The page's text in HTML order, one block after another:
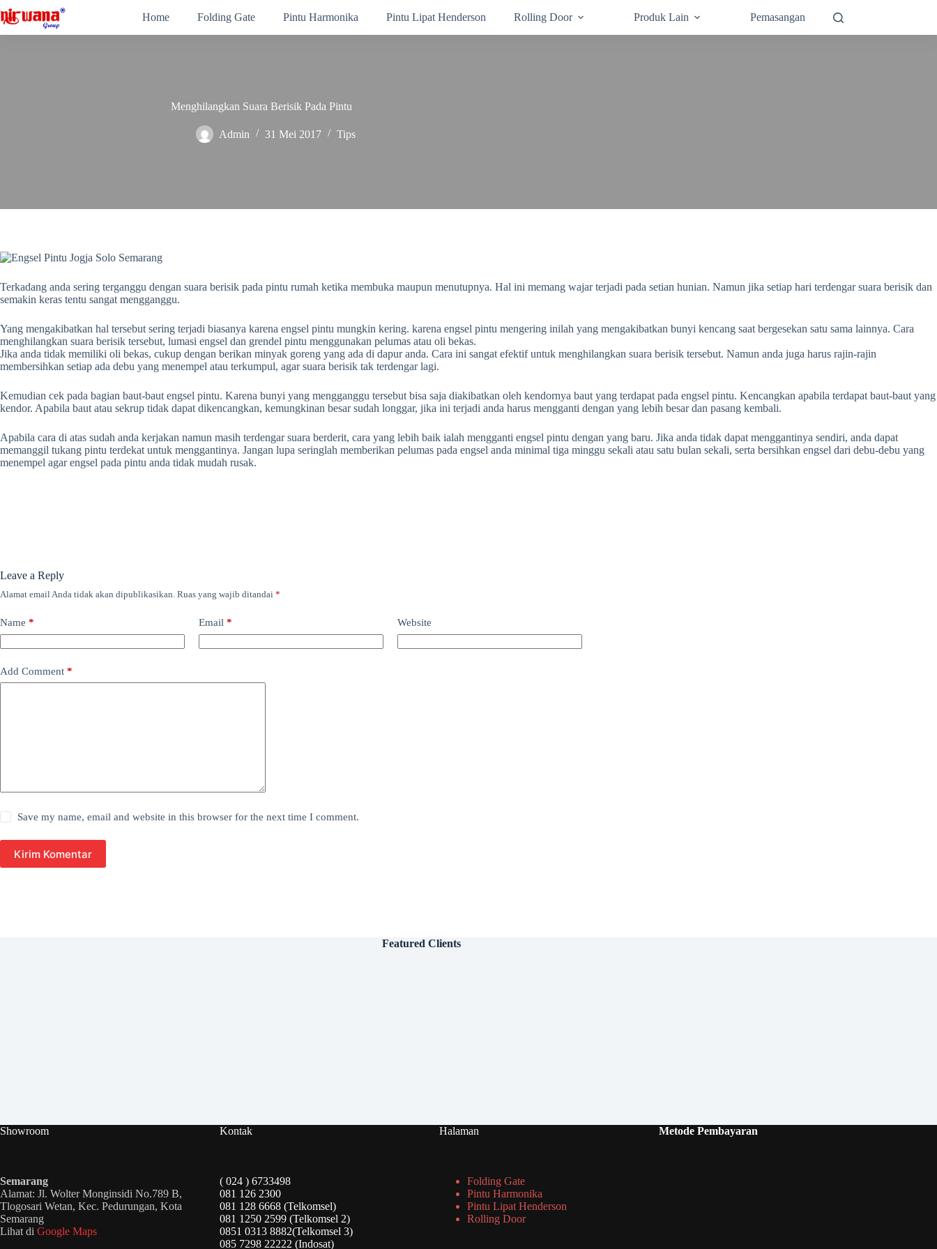
to
Home Folding Gate Pintu Harmonika Pintu Lipat Henderson Rolling Door Produk Lain Pemasangan
Menghilangkan Suara Berisik Pada Pintu
Admin 31 Mei 2017 Tips
Terkadang anda sering terganggu dengan suara berisik pada pintu rumah ketika membuka maupun menutupnya. Hal ini memang wajar terjadi pada setian hunian. Namun jika setiap hari terdengar suara berisik dan
semakin keras tentu sangat mengganggu.
Yang mengakibatkan hal tersebut sering terjadi biasanya karena engsel pintu mungkin kering. karena engsel pintu mengering inilah yang mengakibatkan bunyi kencang saat bergesekan satu sama lainnya. Cara
menghilangkan suara berisik tersebut, lumasi engsel dan grendel pintu menggunakan pelumas atau oli bekas.
Jika anda tidak memiliki oli bekas, cukup dengan berikan minyak goreng yang ada di dapur anda. Cara ini sangat efektif untuk menghilangkan suara berisik tersebut. Namun anda juga harus rajin-rajin
membersihkan setiap ada debu yang menempel atau terkumpul, agar suara berisik tak terdengar lagi.
Kemudian cek pada bagian baut-baut engsel pintu. Karena bunyi yang mengganggu tersebut bisa saja diakibatkan oleh kendornya baut yang terdapat pada engsel pintu. Kencangkan apabila terdapat baut-baut yang
kendor. Apabila baut atau sekrup tidak dapat dikencangkan, kemungkinan besar sudah longgar, jika ini terjadi anda harus mengganti dengan yang lebih besar dan pasang kembali.
Apabila cara di atas sudah anda kerjakan namun masih terdengar suara berderit, cara yang lebih baik ialah mengganti engsel pintu dengan yang baru. Jika anda tidak dapat menggantinya sendiri, anda dapat
memanggil tukang pintu terdekat untuk menggantinya. Jangan lupa seringlah memberikan pelumas pada engsel anda minimal tiga minggu sekali atau satu bulan sekali, serta bersihkan engsel dari debu-debu yang
menempel agar engsel pada pintu anda tidak mudah rusak.
Leave a Reply
Alamat email Anda tidak akan dipublikasikan. Ruas yang wajib ditandai *
Name * Email * Website
Add Comment *
Save my name, email and website in this browser for the next time I comment.
Kirim Komentar
Featured Clients
Showroom
Semarang
Alamat: Jl. Wolter Monginsidi No.789 B,
Tlogosari Wetan, Kec. Pedurungan, Kota
Semarang
Lihat di Google Maps
Kontak
( 024 ) 6733498
081 126 2300
081 128 6668 (Telkomsel)
081 1250 2599 (Telkomsel 2)
0851 0313 8882(Telkomsel 3)
085 7298 22222 (Indosat)
Halaman
Folding Gate
Pintu Harmonika
Pintu Lipat Henderson
Rolling Door
Metode Pembayaran